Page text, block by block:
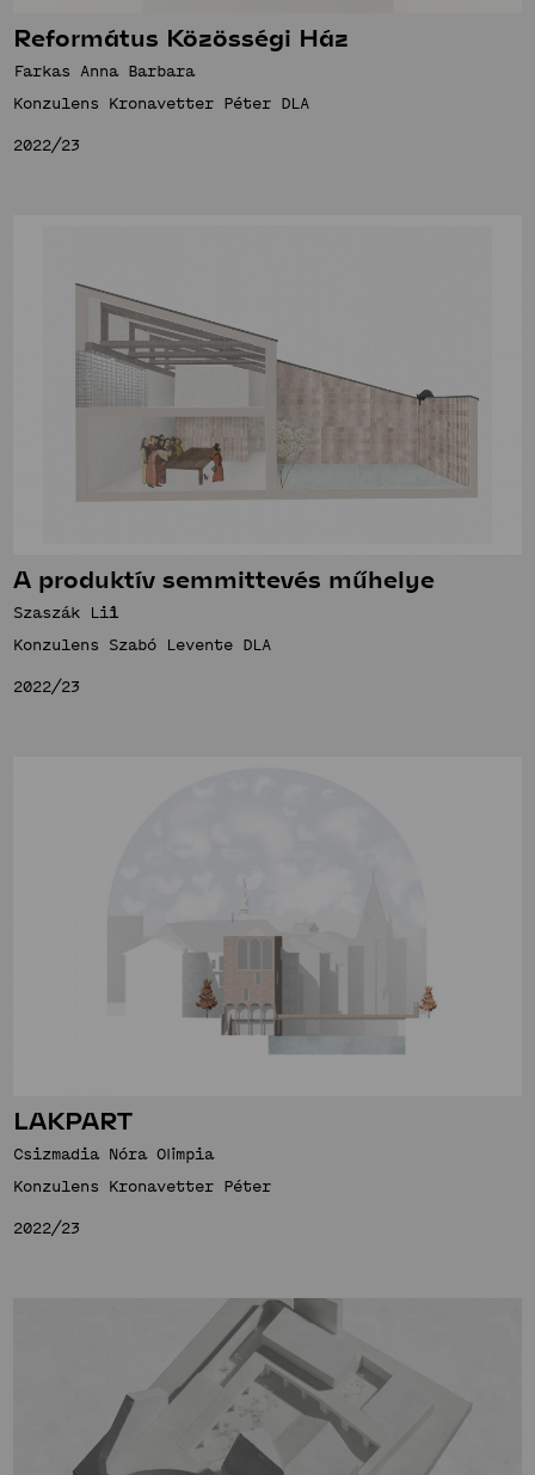
Református Közösségi Ház
Farkas Anna Barbara
Konzulens Kronavetter Péter DLA
2022/23
A produktív semmittevés műhelye
Szaszák Lili
Konzulens Szabó Levente DLA
2022/23
LAKPART
Csizmadia Nóra Olimpia
Konzulens Kronavetter Péter
2022/23